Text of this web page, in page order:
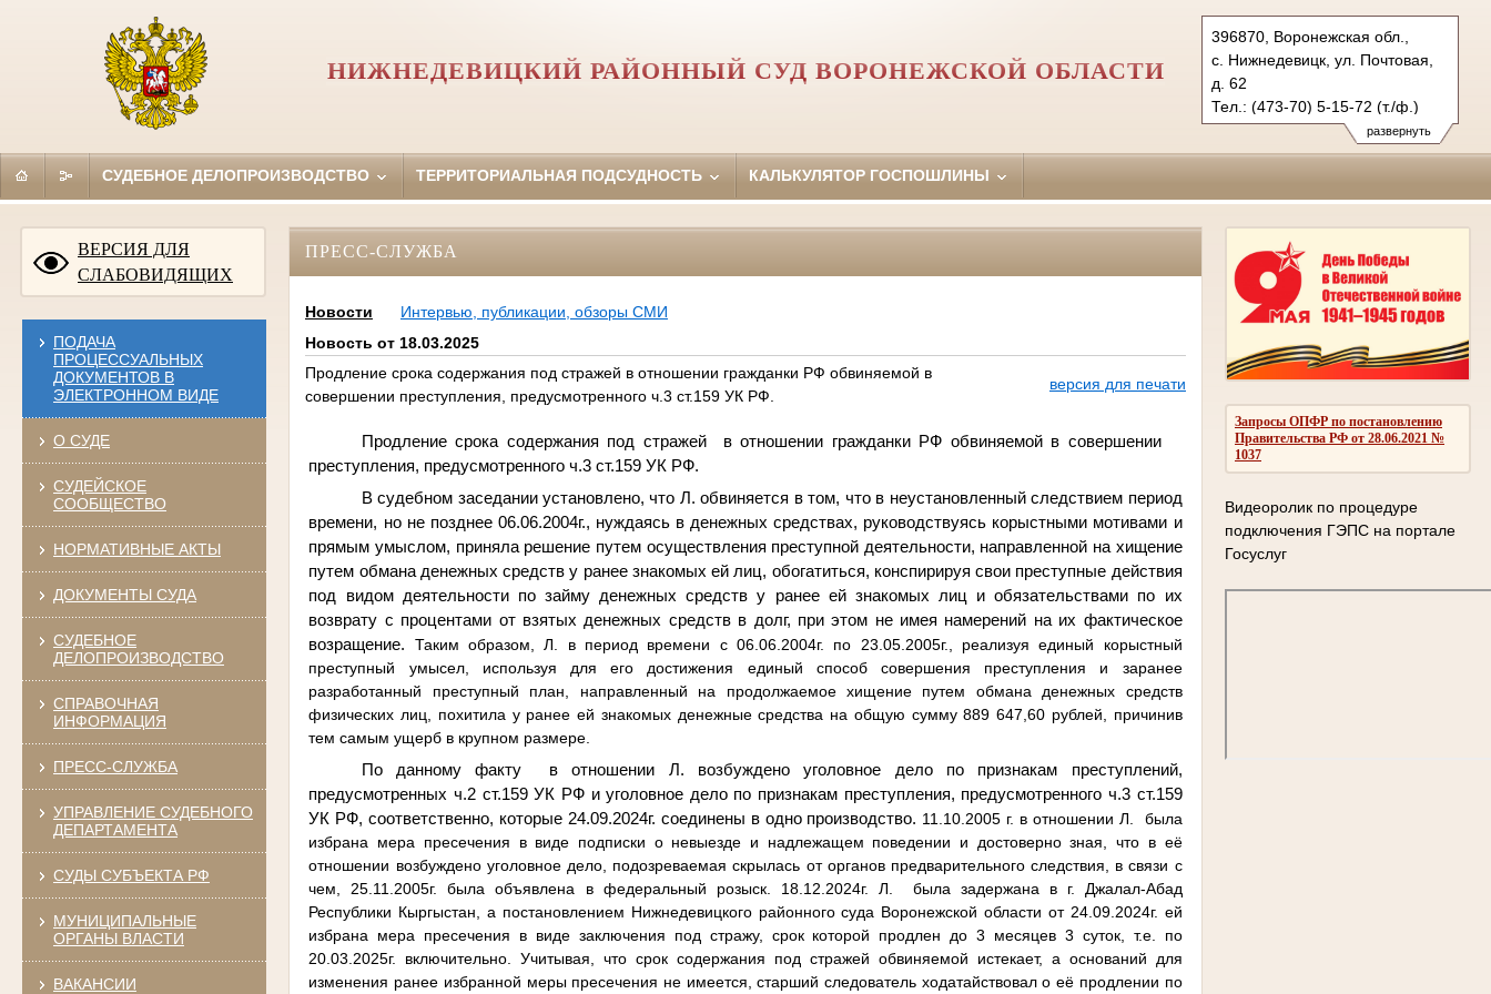
развернуть
396870, Воронежская обл.,
с. Нижнедевицк, ул. Почтовая,
д. 62
Тел.: (473-70) 5-15-72 (т./ф.)
nizhnedevicky.vrn@sudrf.ru
НИЖНЕДЕВИЦКИЙ РАЙОННЫЙ СУД ВОРОНЕЖСКОЙ ОБЛАСТИ
СУДЕБНОЕ ДЕЛОПРОИЗВОДСТВО ТЕРРИТОРИАЛЬНАЯ ПОДСУДНОСТЬ КАЛЬКУЛЯТОР ГОСПОШЛИНЫ
ВЕРСИЯ ДЛЯ
СЛАБОВИДЯЩИХ
ПОДАЧА
ПРОЦЕССУАЛЬНЫХ
ДОКУМЕНТОВ В
ЭЛЕКТРОННОМ ВИДЕ
О СУДЕ
СУДЕЙСКОЕ
СООБЩЕСТВО
НОРМАТИВНЫЕ АКТЫ
ДОКУМЕНТЫ СУДА
СУДЕБНОЕ
ДЕЛОПРОИЗВОДСТВО
СПРАВОЧНАЯ
ИНФОРМАЦИЯ
ПРЕСС-СЛУЖБА
УПРАВЛЕНИЕ СУДЕБНОГО
ДЕПАРТАМЕНТА
СУДЫ СУБЪЕКТА РФ
МУНИЦИПАЛЬНЫЕ
ОРГАНЫ ВЛАСТИ
ВАКАНСИИ
Запросы ОПФР по постановлению
Правительства РФ от 28.06.2021 №
1037
Видеоролик по процедуре
подключения ГЭПС на портале
Госуслуг
ПРЕСС-СЛУЖБА
Новости
Интервью, публикации, обзоры СМИ
Новость от 18.03.2025
Продление срока содержания под стражей в отношении гражданки РФ обвиняемой в
совершении преступления, предусмотренного ч.3 ст.159 УК РФ.
версия для печати
Продление срока содержания под стражей в отношении гражданки РФ обвиняемой в совершении
преступления, предусмотренного ч.3 ст.159 УК РФ.
В судебном заседании установлено, что Л. обвиняется в том, что в неустановленный следствием период
времени, но не позднее 06.06.2004г., нуждаясь в денежных средствах, руководствуясь корыстными мотивами и
прямым умыслом, приняла решение путем осуществления преступной деятельности, направленной на хищение
путем обмана денежных средств у ранее знакомых ей лиц, обогатиться, конспирируя свои преступные действия
под видом деятельности по займу денежных средств у ранее ей знакомых лиц и обязательствами по их
возврату с процентами от взятых денежных средств в долг, при этом не имея намерений на их фактическое
возращение. Таким образом, Л. в период времени с 06.06.2004г. по 23.05.2005г., реализуя единый корыстный
преступный умысел, используя для его достижения единый способ совершения преступления и заранее
разработанный преступный план, направленный на продолжаемое хищение путем обмана денежных средств
физических лиц, похитила у ранее ей знакомых денежные средства на общую сумму 889 647,60 рублей, причинив
тем самым ущерб в крупном размере.
По данному факту в отношении Л. возбуждено уголовное дело по признакам преступлений,
предусмотренных ч.2 ст.159 УК РФ и уголовное дело по признакам преступления, предусмотренного ч.3 ст.159
УК РФ, соответственно, которые 24.09.2024г. соединены в одно производство. 11.10.2005 г. в отношении Л.
была
избрана мера пресечения в виде подписки о невыезде и надлежащем поведении и достоверно зная, что в её
отношении возбуждено уголовное дело, подозреваемая скрылась от органов предварительного следствия, в связи с
чем, 25.11.2005г. была объявлена в федеральный розыск. 18.12.2024г. Л.
была задержана в г. Джалал-Абад
Республики Кыргыстан, а постановлением Нижнедевицкого районного суда Воронежской области от 24.09.2024г. ей
избрана мера пресечения в виде заключения под стражу, срок которой продлен до 3 месяцев 3 суток, т.е. по
20.03.2025г. включительно.Учитывая, что срок содержания под стражей обвиняемой истекает, а оснований для
изменения ранее избранной меры пресечения не имеется, старший следователь ходатайствовал о её продлении по